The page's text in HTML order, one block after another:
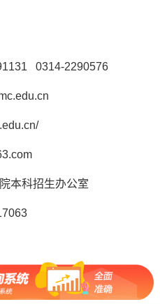
0314-2290576
本科招生办公室